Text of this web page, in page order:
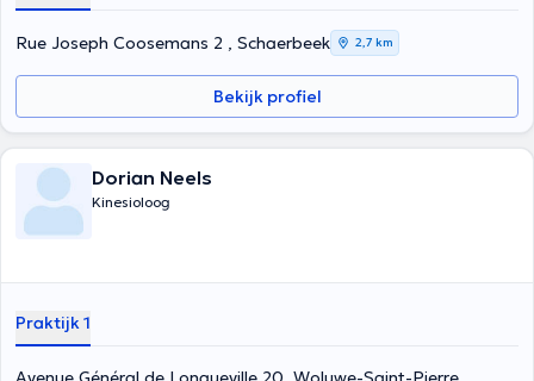
Rue Joseph Coosemans 2 , Schaerbeek 2,7 km
Bekijk profiel
Dorian Neels
Kinesioloog
Praktijk 1